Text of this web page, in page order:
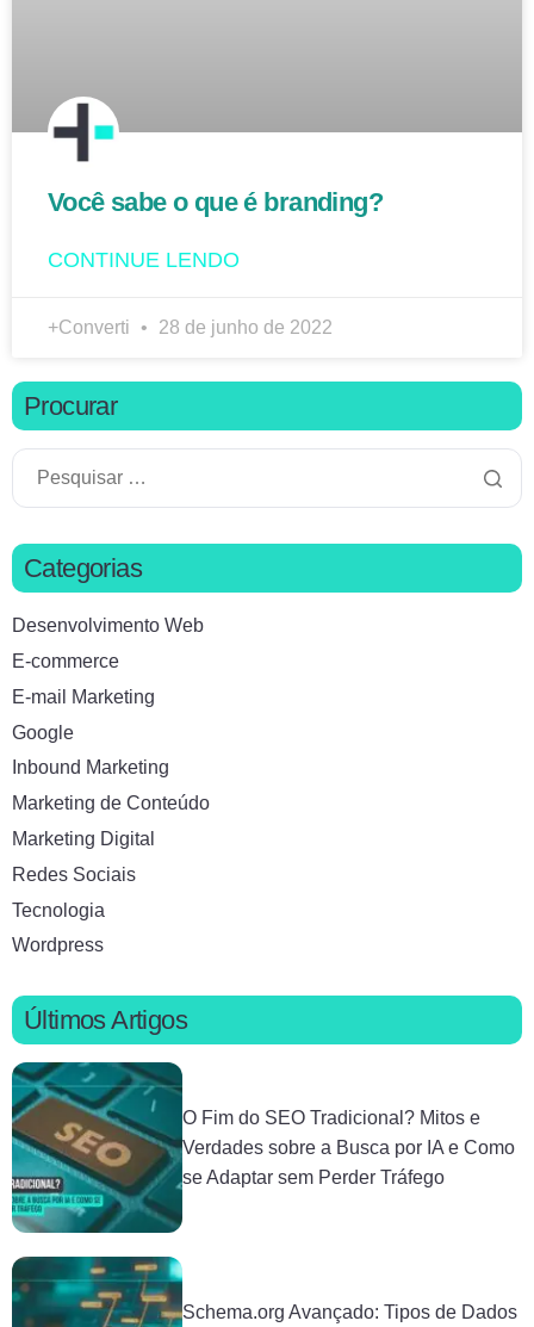
Você sabe o que é branding?
CONTINUE LENDO
+Converti 28 de junho de 2022
Procurar
Categorias
Desenvolvimento Web
E-commerce
E-mail Marketing
Google
Inbound Marketing
Marketing de Conteúdo
Marketing Digital
Redes Sociais
Tecnologia
Wordpress
Últimos Artigos
O Fim do SEO Tradicional? Mitos e
Verdades sobre a Busca por IA e Como
se Adaptar sem Perder Tráfego
Schema.org Avançado: Tipos de Dados